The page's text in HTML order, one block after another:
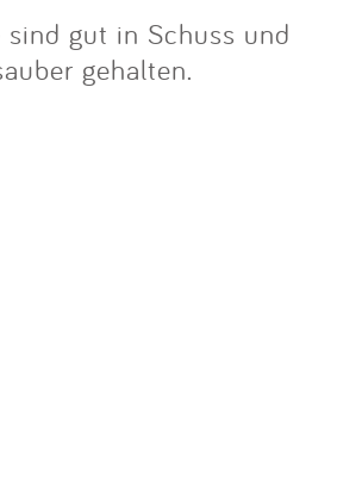
Blog
Partner
sind gut in Schuss und
gehalten.